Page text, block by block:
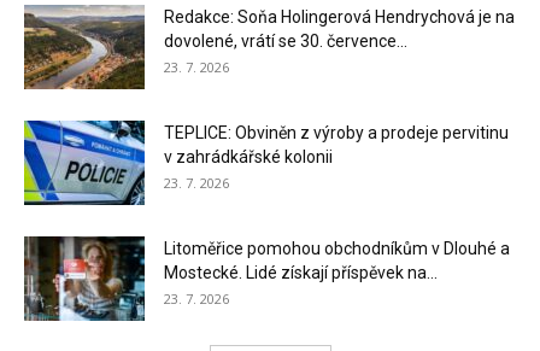
Redakce: Soňa Holingerová Hendrychová je na
dovolené, vrátí se 30. července...
23. 7. 2026
TEPLICE: Obviněn z výroby a prodeje pervitinu
v zahrádkářské kolonii
23. 7. 2026
Litoměřice pomohou obchodníkům v Dlouhé a
Mostecké. Lidé získají příspěvek na...
23. 7. 2026